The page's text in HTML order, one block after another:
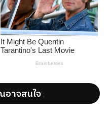
อาจสนใจ';